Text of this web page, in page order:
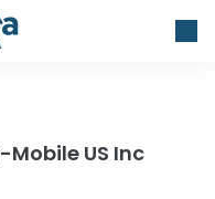
Mobile US Inc